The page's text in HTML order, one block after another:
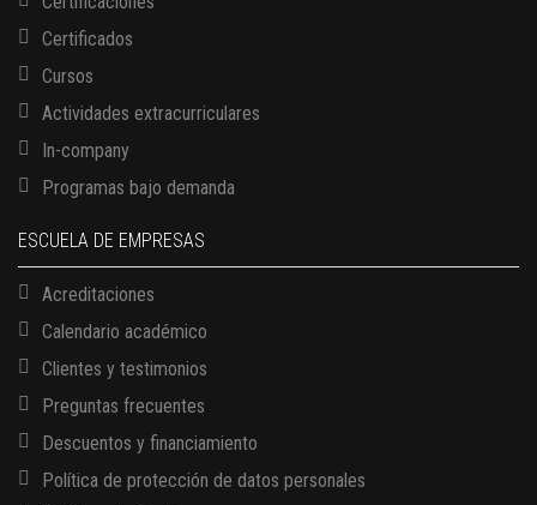
Certificados
Cursos
Actividades extracurriculares
In-company
Programas bajo demanda
ESCUELA DE EMPRESAS
Acreditaciones
Calendario académico
Clientes y testimonios
Preguntas frecuentes
Descuentos y financiamiento
Política de protección de datos personales